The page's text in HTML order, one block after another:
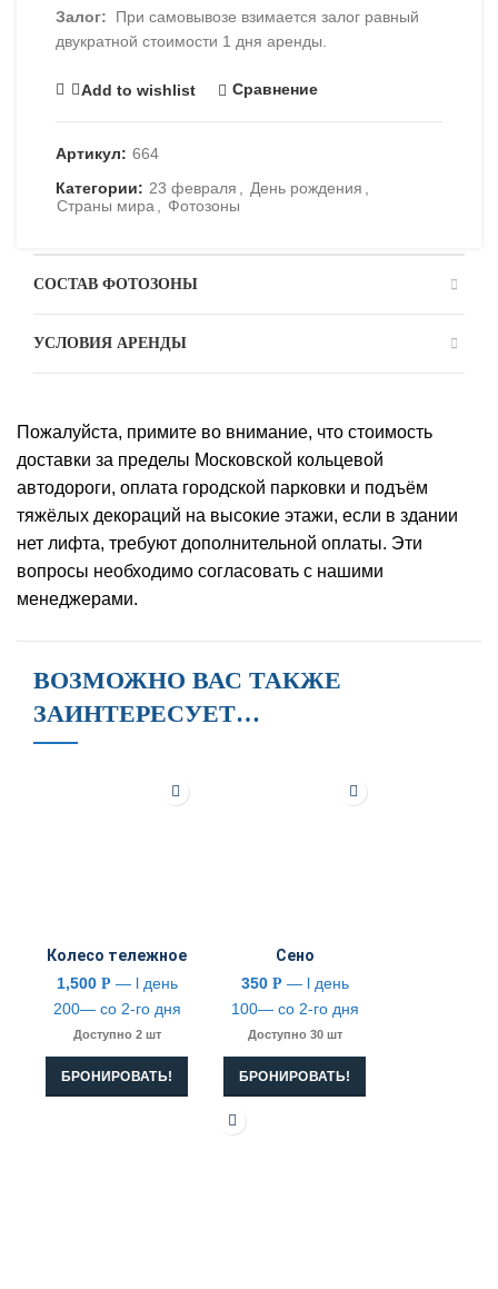
Залог: При самовывозе взимается залог равный
двукратной стоимости 1 дня аренды.
Add to wishlist Сравнение
Артикул: 664
Категории: 23 февраля День рождения
Страны мира
Фотозоны
СОСТАВ ФОТОЗОНЫ
УСЛОВИЯ АРЕНДЫ
Пожалуйста, примите во внимание, что стоимость
доставки за пределы Московской кольцевой
автодороги, оплата городской парковки и подъём
тяжёлых декораций на высокие этажи, если в здании
нет лифта, требуют дополнительной оплаты. Эти
вопросы необходимо согласовать с нашими
менеджерами.
ВОЗМОЖНО ВАС ТАКЖЕ
ЗАИНТЕРЕСУЕТ…
Колесо тележное
1,500 Р — l день
200— со 2-го дня
Доступно 2 шт
БРОНИРОВАТЬ!
Сено
350 Р — l день
100— со 2-го дня
Доступно 30 шт
БРОНИРОВАТЬ!